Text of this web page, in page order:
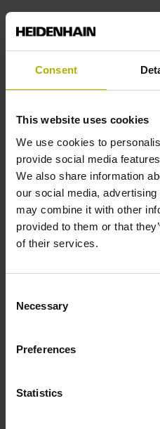
Consent
This website uses cookies
We use cookies to
provide social media
We also share information
our social media,
may combine it with other
provided to them or that
of their services.
Selection
Necessary
Preferences
Statistics
PUR Ø 3,7 mm
Kabellänge
Elektrischer Anschluss
Kupplung M12, Stift, 8-polig
D532351
IP67 (EN60529)